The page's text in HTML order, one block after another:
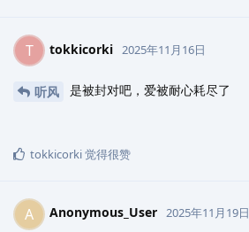
T tokkicorki 2025年11月16日
听风 是被封对吧，爱被耐心耗尽了
tokkicorki觉得很赞
A Anonymous_User 2025年11月19日